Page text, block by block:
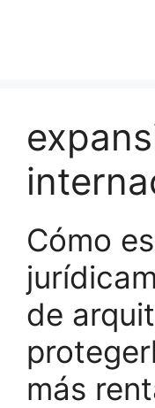
Cómo
de
más